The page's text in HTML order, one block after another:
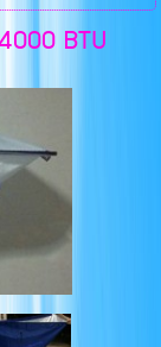
BTU